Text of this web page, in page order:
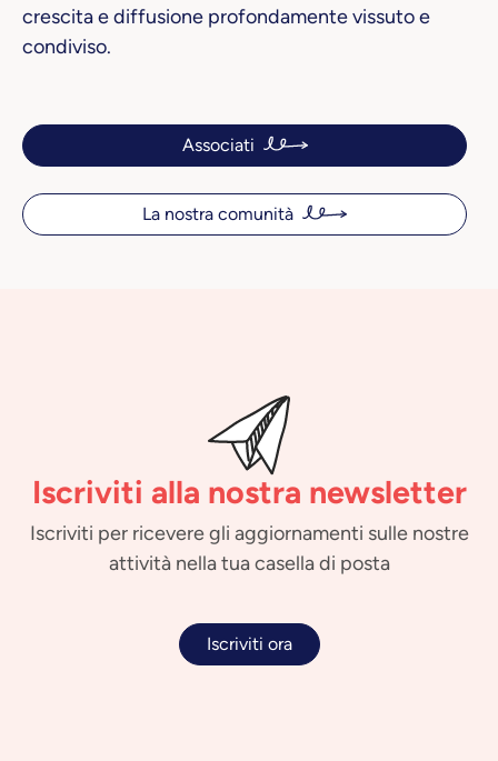
crescita e diffusione profondamente vissuto e
condiviso.
Associati
La nostra comunità
Iscriviti alla nostra newsletter
Iscriviti per ricevere gli aggiornamenti sulle nostre
attività nella tua casella di posta
Iscriviti ora